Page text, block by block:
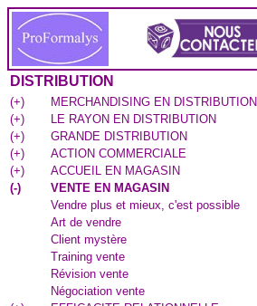
DISTRIBUTION
(+)
MERCHANDISING EN DISTRIBUTION
(+)
LE RAYON EN DISTRIBUTION
(+)
GRANDE DISTRIBUTION
(+)
ACTION COMMERCIALE
(+)
ACCUEIL EN MAGASIN
(-)
VENTE EN MAGASIN
Vendre plus et mieux, c'est possible
Art de vendre
Client mystère
Training vente
Révision vente
Négociation vente